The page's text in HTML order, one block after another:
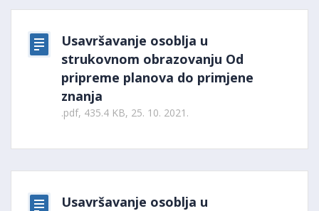
Usavršavanje osoblja u
strukovnom obrazovanju Od
pripreme planova do primjene
znanja
.pdf, 435.4 KB, 25. 10. 2021.
Usavršavanje osoblja u